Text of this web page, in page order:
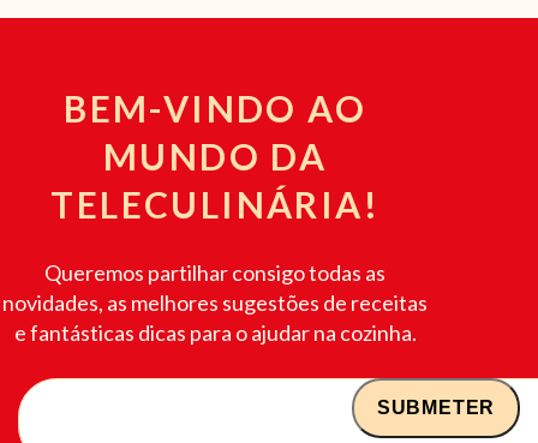
BEM-VINDO AO
MUNDO DA
TELECULINÁRIA!
Queremos partilhar consigo todas as
novidades, as melhores sugestões de receitas
e fantásticas dicas para o ajudar na cozinha.